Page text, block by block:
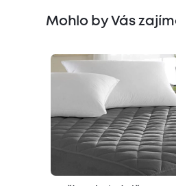
Mohlo by Vás